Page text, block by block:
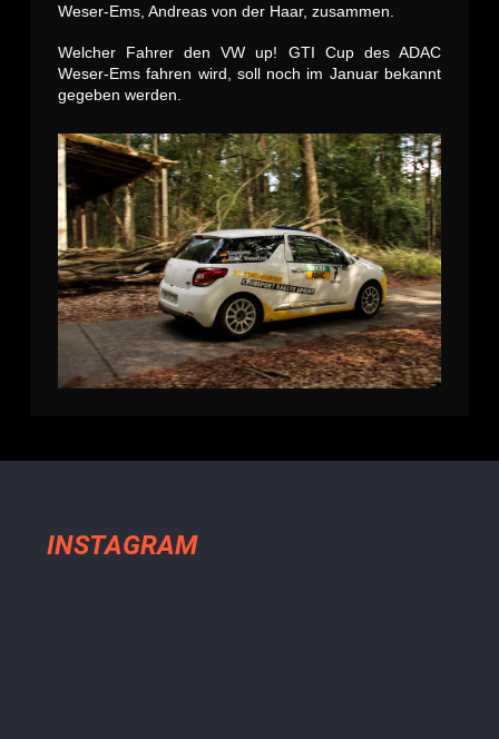
Weser-Ems, Andreas von der Haar, zusammen.
Welcher Fahrer den VW up! GTI Cup des ADAC
Weser-Ems fahren wird, soll noch im Januar bekannt
gegeben werden.
INSTAGRAM